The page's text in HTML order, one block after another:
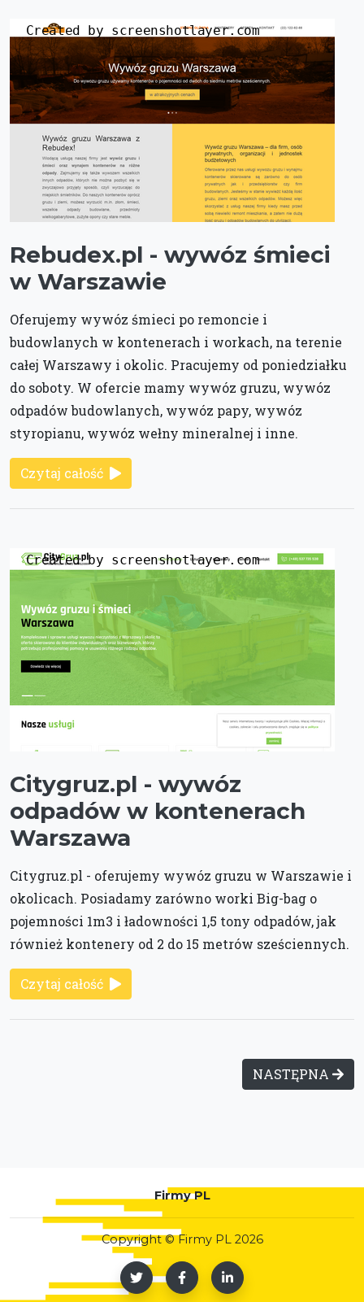
Rebudex.pl - wywóz śmieci
w Warszawie
Oferujemy wywóz śmieci po remoncie i
budowlanych w kontenerach i workach, na terenie
całej Warszawy i okolic. Pracujemy od poniedziałku
do soboty. W ofercie mamy wywóz gruzu, wywóz
odpadów budowlanych, wywóz papy, wywóz
styropianu, wywóz wełny mineralnej i inne.
Czytaj całość
Citygruz.pl - wywóz
odpadów w kontenerach
Warszawa
Citygruz.pl - oferujemy wywóz gruzu w Warszawie i
okolicach. Posiadamy zarówno worki Big-bag o
pojemności 1m3 i ładowności 1,5 tony odpadów, jak
również kontenery od 2 do 15 metrów sześciennych.
Czytaj całość
NASTĘPNA
Firmy PL
Copyright © Firmy PL 2026